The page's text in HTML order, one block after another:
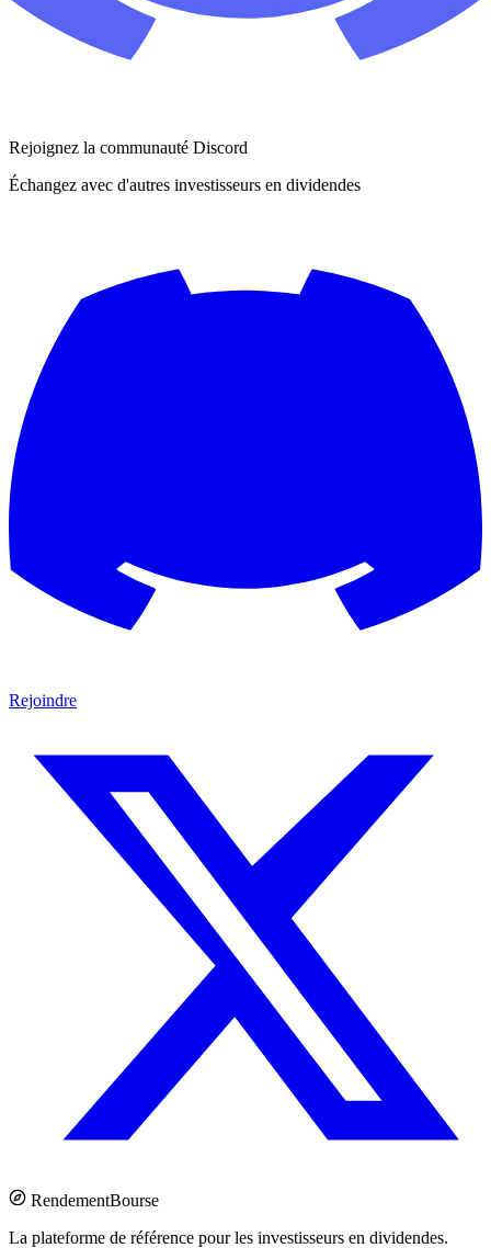
Rejoignez la communauté Discord
Échangez avec d'autres investisseurs en dividendes
Rejoindre
RendementBourse
La plateforme de référence pour les investisseurs en dividendes.